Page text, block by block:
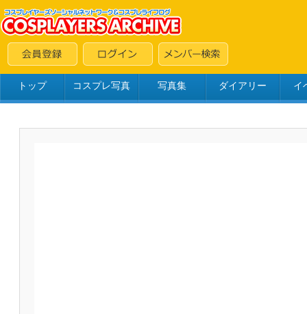
トップ コスプレ写真 写真集 ダイアリー イ